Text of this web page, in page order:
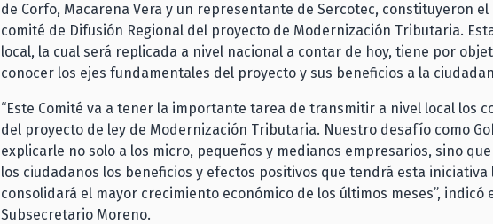
de Corfo, Macarena Vera y un representante de Sercotec, constituyeron
comité de Difusión Regional del proyecto de Modernización Tributaria.
local, la cual será replicada a nivel nacional a contar de hoy, tiene por
conocer los ejes fundamentales del proyecto y sus beneficios a la
“Este Comité va a tener la importante tarea de transmitir a nivel local los
del proyecto de ley de Modernización Tributaria. Nuestro desafío como
explicarle no solo a los micro, pequeños y medianos empresarios, sino
los ciudadanos los beneficios y efectos positivos que tendrá esta iniciativa
consolidará el mayor crecimiento económico de los últimos meses”, indicó
Subsecretario Moreno.